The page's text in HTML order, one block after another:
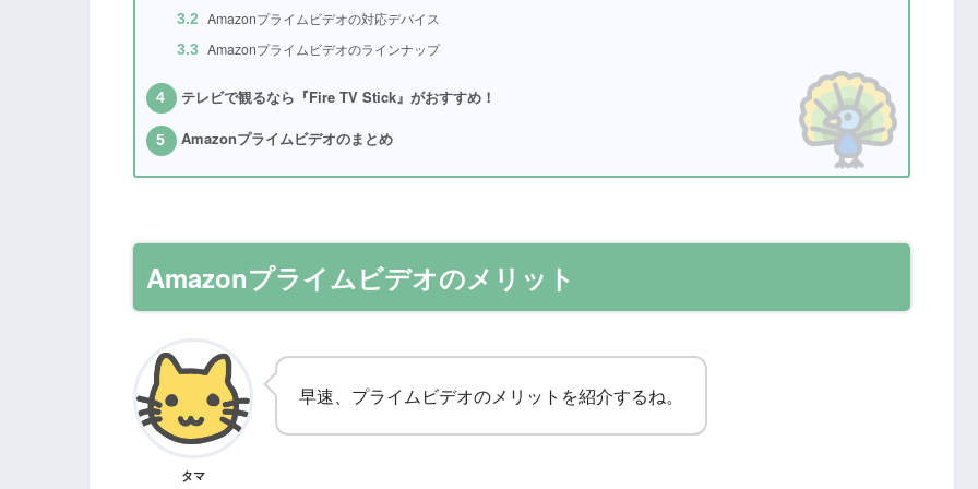
3.2 Amazonプライムビデオの対応デバイス
3.3 Amazonプライムビデオのラインナップ
4 テレビで観るなら『Fire TV Stick』がおすすめ！
5 Amazonプライムビデオのまとめ
Amazonプライムビデオのメリット
タマ
早速、プライムビデオのメリットを紹介するね。